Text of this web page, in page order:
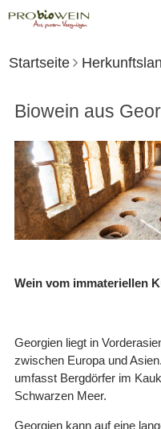
Startseite
Biowein aus
Wein vom immateriellen
Georgien liegt in
zwischen Europa und
umfasst Bergdörfer im
Schwarzen Meer.
Georgien kann auf eine